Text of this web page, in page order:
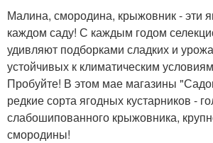
Малина, смородина, крыжовник - эти
каждом саду! С каждым годом
удивляют подборками сладких и
устойчивых к климатическим
Пробуйте! В этом мае магазины
редкие сорта ягодных кустарников -
слабошипованного крыжовника,
смородины!